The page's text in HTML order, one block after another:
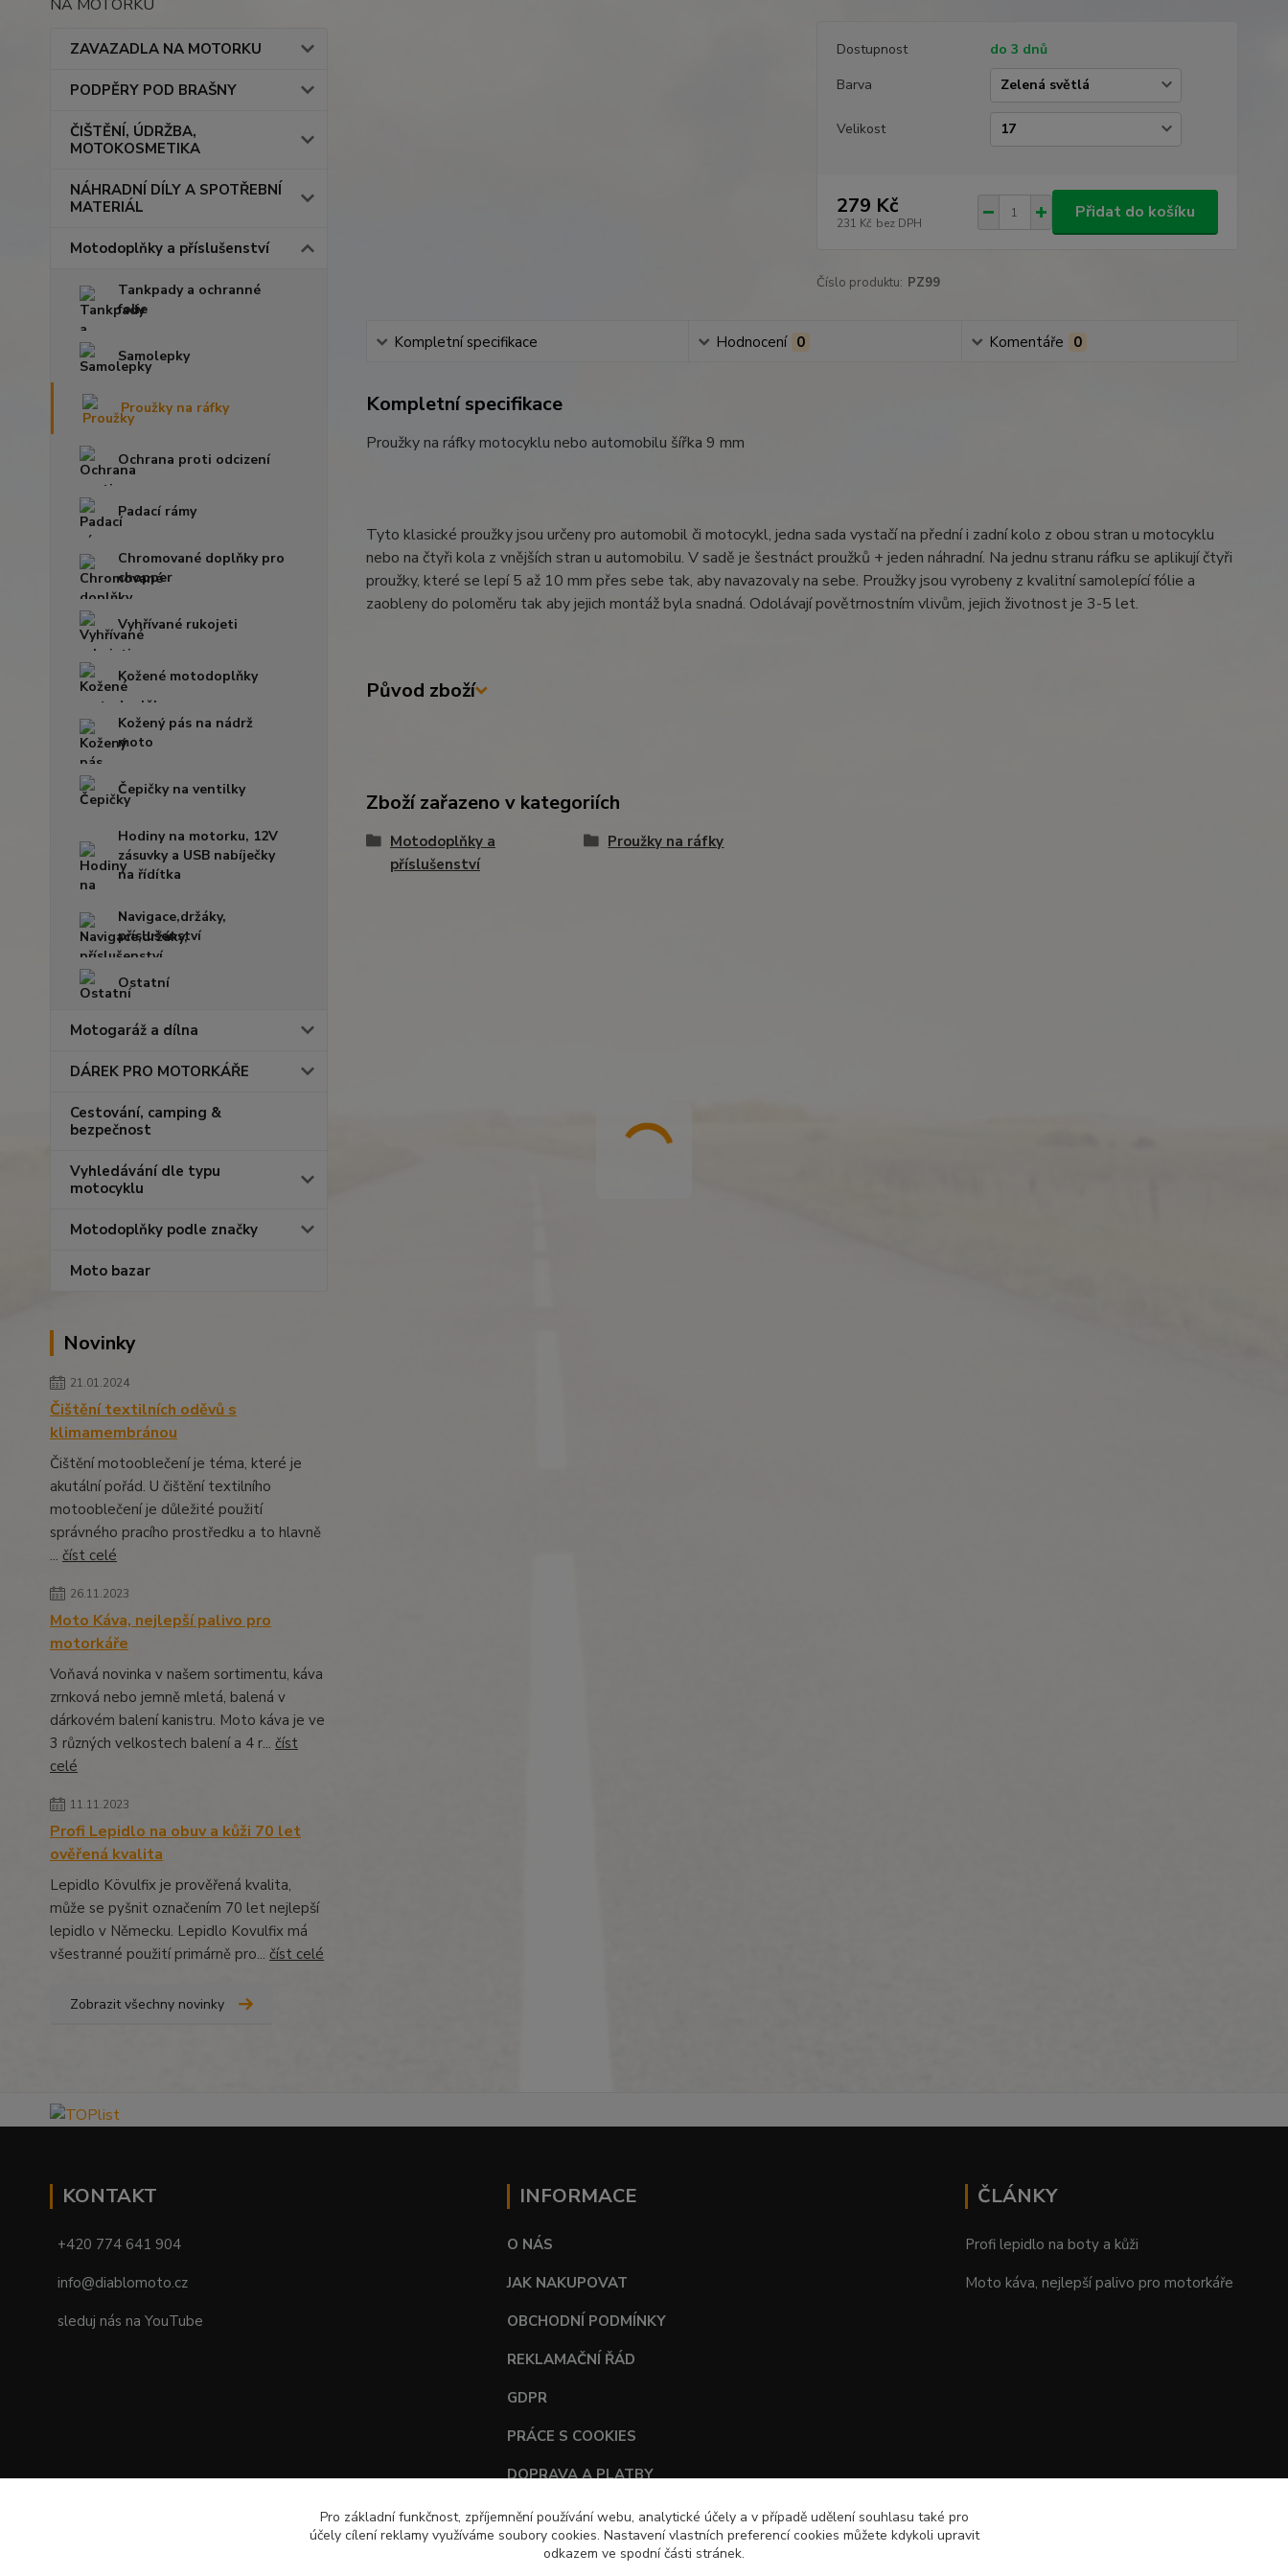
NA MOTORKU
ZAVAZADLA NA MOTORKU
PODPĚRY POD BRAŠNY
ČIŠTĚNÍ, ÚDRŽBA,
MOTOKOSMETIKA
NÁHRADNÍ DÍLY A SPOTŘEBNÍ
MATERIÁL
Motodoplňky a příslušenství
Tankpady a ochranné
folie
Samolepky
Proužky na ráfky
Ochrana proti odcizení
Padací rámy
Chromované doplňky pro
chopper
Vyhřívané rukojeti
Kožené motodoplňky
Kožený pás na nádrž
moto
Čepičky na ventilky
Hodiny na motorku, 12V
zásuvky a USB nabíječky
na řídítka
Navigace,držáky,
příslušenství
Ostatní
Motogaráž a dílna
DÁREK PRO MOTORKÁŘE
Cestování, camping &
bezpečnost
Vyhledávání dle typu
motocyklu
Motodoplňky podle značky
Moto bazar
Novinky
21.01.2024
Čištění textilních oděvů s
klimamembránou
Čištění motooblečení je téma, které je
akutální pořád. U čištění textilního
motooblečení je důležité použití
správného pracího prostředku a to hlavně
... číst celé
26.11.2023
Moto Káva, nejlepší palivo pro
motorkáře
Voňavá novinka v našem sortimentu, káva
zrnková nebo jemně mletá, balená v
dárkovém balení kanistru. Moto káva je ve
3 různých velkostech balení a 4 r... číst
celé
11.11.2023
Profi Lepidlo na obuv a kůži 70 let
ověřená kvalita
Lepidlo Kövulfix je prověřená kvalita,
může se pyšnit označením 70 let nejlepší
lepidlo v Německu. Lepidlo Kovulfix má
všestranné použití primárně pro... číst celé
Zobrazit všechny novinky
Dostupnost
do 3 dnů
Barva
Velikost
279 Kč
231 Kč bez DPH
Přidat do košíku
Číslo produktu: PZ99
Kompletní specifikace Hodnocení 0 Komentáře 0
Kompletní specifikace
Proužky na ráfky motocyklu nebo automobilu šířka 9 mm
Tyto klasické proužky jsou určeny pro automobil či motocykl, jedna sada vystačí na přední i zadní kolo z obou stran u motocyklu
nebo na čtyři kola z vnějších stran u automobilu. V sadě je šestnáct proužků + jeden náhradní. Na jednu stranu ráfku se aplikují čtyři
proužky, které se lepí 5 až 10 mm přes sebe tak, aby navazovaly na sebe. Proužky jsou vyrobeny z kvalitní samolepící fólie a
zaobleny do poloměru tak aby jejich montáž byla snadná. Odolávají povětrnostním vlivům, jejich životnost je 3-5 let.
Původ zboží
Zboží zařazeno v kategoriích
Motodoplňky a
příslušenství
Proužky na ráfky
KONTAKT
+420 774 641 904
info@diablomoto.cz
sleduj nás na YouTube
INFORMACE
O NÁS
JAK NAKUPOVAT
OBCHODNÍ PODMÍNKY
REKLAMAČNÍ ŘÁD
GDPR
PRÁCE S COOKIES
DOPRAVA A PLATBY
TABULKY VELIKOSTÍ
ČLÁNKY
Profi lepidlo na boty a kůži
Moto káva, nejlepší palivo pro motorkáře
Pro základní funkčnost, zpříjemnění používání webu, analytické účely a v případě udělení souhlasu také pro
účely cílení reklamy využíváme soubory cookies. Nastavení vlastních preferencí cookies můžete kdykoli upravit
odkazem ve spodní části stránek.